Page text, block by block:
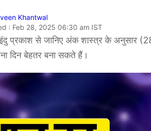
Khantwal
: Feb 28, 2025 06:30 am IST
प्रकाश से जानिए अंक शास्त्र के अनुसार
दिन बेहतर बना सकते हैं।